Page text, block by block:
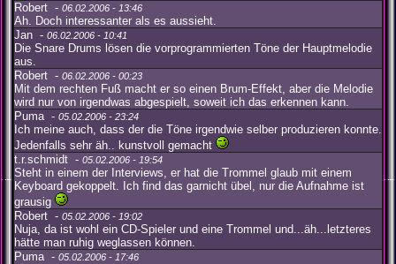
Robert - 06.02.2006 - 13:46
Ah. Doch interessanter als es aussieht.
Jan - 06.02.2006 - 10:41
Die Snare Drums lösen die vorprogrammierten Töne der Hauptmelodie
aus.
Robert - 06.02.2006 - 00:23
Mit dem rechten Fuß macht er so einen Brum-Effekt, aber die Melodie
wird nur von irgendwas abgespielt, soweit ich das erkennen kann.
Puma - 05.02.2006 - 23:24
Ich meine auch, dass der die Töne irgendwie selber produzieren konnte.
Jedenfalls sehr äh.. kunstvoll gemacht
t.r.schmidt - 05.02.2006 - 19:54
Steht in einem der Interviews, er hat die Trommel glaub mit einem
Keyboard gekoppelt. Ich find das garnicht übel, nur die Aufnahme ist
grausig
Robert - 05.02.2006 - 19:02
Nuja, da ist wohl ein CD-Spieler und eine Trommel und...äh...letzteres
hätte man ruhig weglassen können.
Puma - 05.02.2006 - 17:46